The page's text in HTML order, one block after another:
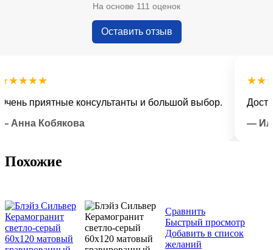
На основе 111 оценок
Оставить отзыв
приятные консультанты и большой выбор.
Кобякова
— Илья
Похожие
Сравнить
Быстрый просмотр
Добавить в список
желаний